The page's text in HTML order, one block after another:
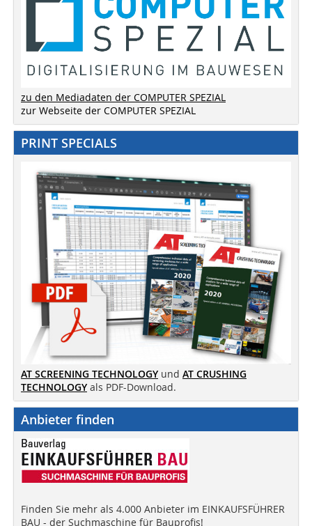
zu den Mediadaten der COMPUTER SPEZIAL
zur Webseite der COMPUTER SPEZIAL
PRINT SPECIALS
AT SCREENING TECHNOLOGY und AT CRUSHING
TECHNOLOGY als PDF-Download.
Anbieter finden
Finden Sie mehr als 4.000 Anbieter im EINKAUFSFÜHRER
BAU - der Suchmaschine für Bauprofis!